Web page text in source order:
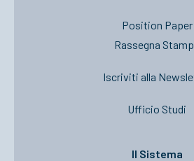
Position Paper
Rassegna
Iscriviti alla
Ufficio Studi
Il Sistema